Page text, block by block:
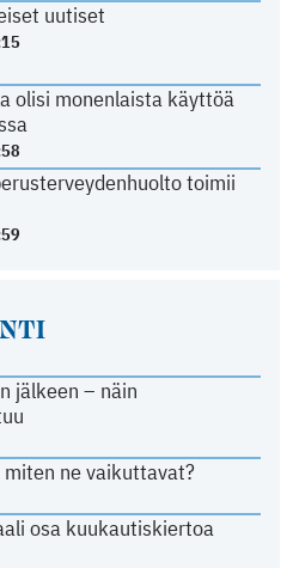
uutiset
olisi monenlaista käyttöä
toimii
jälkeen – näin
ne vaikuttavat?
osa kuukautiskiertoa